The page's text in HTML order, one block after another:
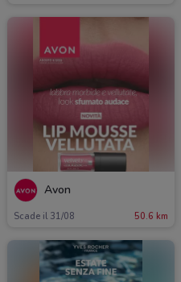
Avon
Scade il 31/08 50.6 km